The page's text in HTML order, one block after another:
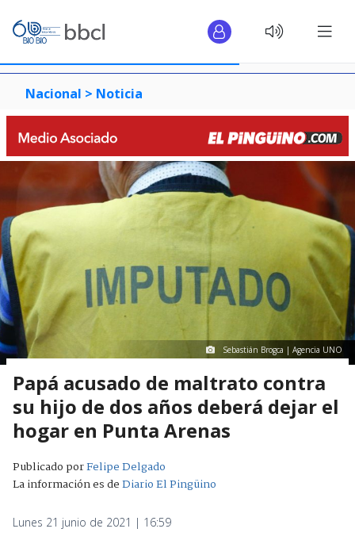
Nacional > Noticia
Sebastián Brogca | Agencia UNO
Papá acusado de maltrato contra
su hijo de dos años deberá dejar el
hogar en Punta Arenas
Publicado porFelipe Delgado
La información es deDiario El Pingüino
Lunes 21 junio de 2021 | 16:59